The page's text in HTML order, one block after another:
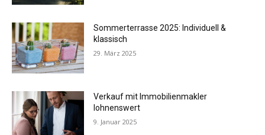
Sommerterrasse 2025: Individuell &
klassisch
29. März 2025
Verkauf mit Immobilienmakler
lohnenswert
9. Januar 2025